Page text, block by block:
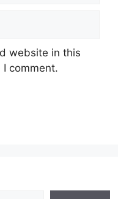
website in this
comment.